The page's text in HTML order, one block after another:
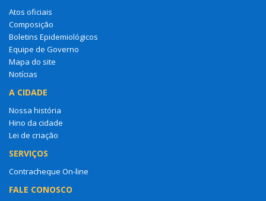
Atos oficiais
Composição
Boletins Epidemiológicos
Equipe de Governo
Mapa do site
Notícias
A CIDADE
Nossa história
Hino da cidade
Lei de criação
SERVIÇOS
Contracheque On-line
FALE CONOSCO